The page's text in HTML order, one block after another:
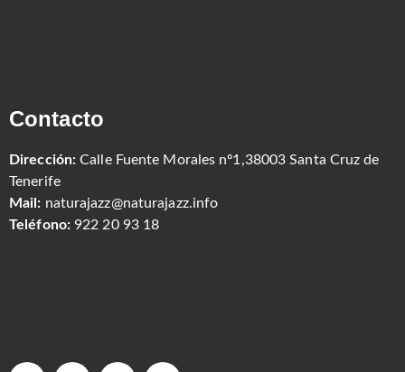
Contacto
Dirección: Calle Fuente Morales nº1,38003 Santa Cruz de
Tenerife
Mail: naturajazz@naturajazz.info
Teléfono: 922 20 93 18